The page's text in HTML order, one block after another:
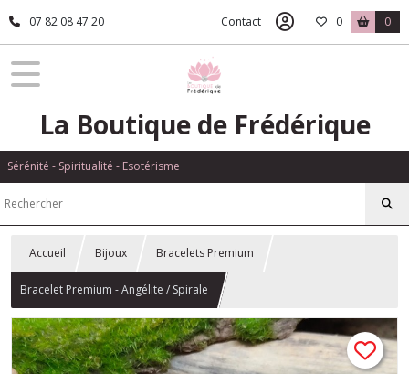
07 82 08 47 20 Contact 0 0
La Boutique de Frédérique
Sérénité - Spiritualité - Esotérisme
Accueil Bijoux Bracelets Premium
Bracelet Premium - Angélite / Spirale